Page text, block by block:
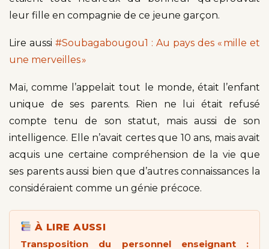
leur fille en compagnie de ce jeune garçon.
Lire aussi #Soubagabougou1 : Au pays des « mille et
une merveilles »
Maï, comme l’appelait tout le monde, était l’enfant
unique de ses parents. Rien ne lui était refusé
compte tenu de son statut, mais aussi de son
intelligence. Elle n’avait certes que 10 ans, mais avait
acquis une certaine compréhension de la vie que
ses parents aussi bien que d’autres connaissances la
considéraient comme un génie précoce.
À LIRE AUSSI
Transposition du personnel enseignant :